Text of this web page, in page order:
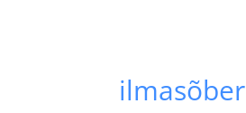
ilmasõber